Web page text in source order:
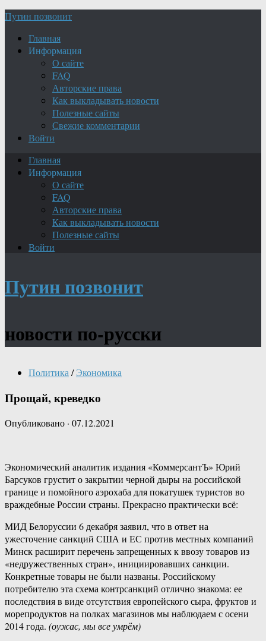
Путин позвонит
Главная
Информация
О сайте
FAQ
Авторские права
Как выкладывать новости
Полезные сайты
Свежие комментарии
Войти
Главная
Информация
О сайте
FAQ
Авторские права
Как выкладывать новости
Полезные сайты
Войти
Путин позвонит
новости по-русски
Политика / Экономика
Прощай, креведко
Опубликовано · 07.12.2021
Экономический аналитик издания «КоммерсантЪ» Юрий
Барсуков грустит о закрытии черной дыры на российской
границе и помойного аэрохаба для покатушек туристов во
враждебные России страны. Прекрасно практически всё:
МИД Белоруссии 6 декабря заявил, что в ответ на
ужесточение санкций США и ЕС против местных компаний
Минск расширит перечень запрещенных к ввозу товаров из
«недружественных стран», инициировавших санкции.
Конкретные товары не были названы. Российскому
потребителю эта схема контрсанкций отлично знакома: ее
последствия в виде отсутствия европейского сыра, фруктов и
морепродуктов на полках магазинов мы наблюдаем с осени
2014 года. (оужас, мы все умрём)